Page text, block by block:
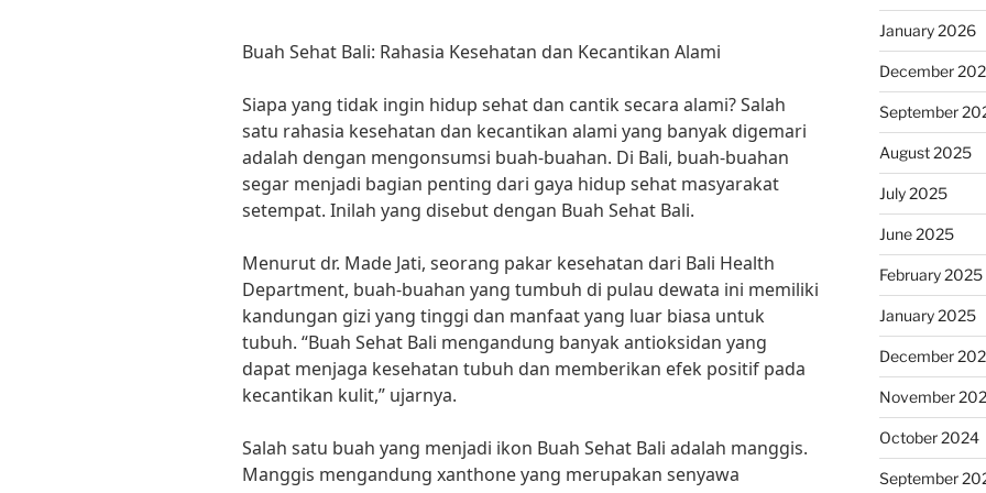
Buah Sehat Bali: Rahasia Kesehatan dan Kecantikan Alami
Siapa yang tidak ingin hidup sehat dan cantik secara alami? Salah
satu rahasia kesehatan dan kecantikan alami yang banyak digemari
adalah dengan mengonsumsi buah-buahan. Di Bali, buah-buahan
segar menjadi bagian penting dari gaya hidup sehat masyarakat
setempat. Inilah yang disebut dengan Buah Sehat Bali.
Menurut dr. Made Jati, seorang pakar kesehatan dari Bali Health
Department, buah-buahan yang tumbuh di pulau dewata ini memiliki
kandungan gizi yang tinggi dan manfaat yang luar biasa untuk
tubuh. “Buah Sehat Bali mengandung banyak antioksidan yang
dapat menjaga kesehatan tubuh dan memberikan efek positif pada
kecantikan kulit,” ujarnya.
Salah satu buah yang menjadi ikon Buah Sehat Bali adalah manggis.
Manggis mengandung xanthone yang merupakan senyawa
January 2026
December
September
August 2025
July 2025
June 2025
February 2025
January 2025
December
November
October 2024
September